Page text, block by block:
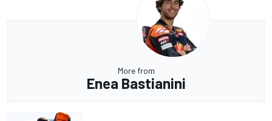
More from
Enea Bastianini